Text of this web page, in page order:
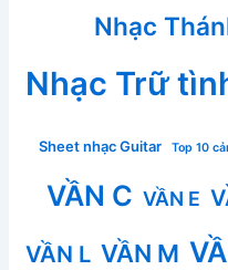
Nhạc
Nhạc Trữ
Sheet nhạc Guitar Top 10
VẦN C VẦN E
VẦN L VẦN M